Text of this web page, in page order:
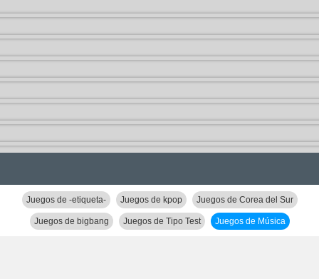
Juegos de -etiqueta- Juegos de kpop Juegos de Corea del Sur
Juegos de bigbang Juegos de Tipo Test Juegos de Música